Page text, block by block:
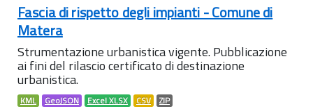
Fascia di rispetto degli impianti - Comune di
Matera
Strumentazione urbanistica vigente. Pubblicazione
ai fini del rilascio certificato di destinazione
urbanistica.
KML GeoJSON Excel XLSX CSV ZIP